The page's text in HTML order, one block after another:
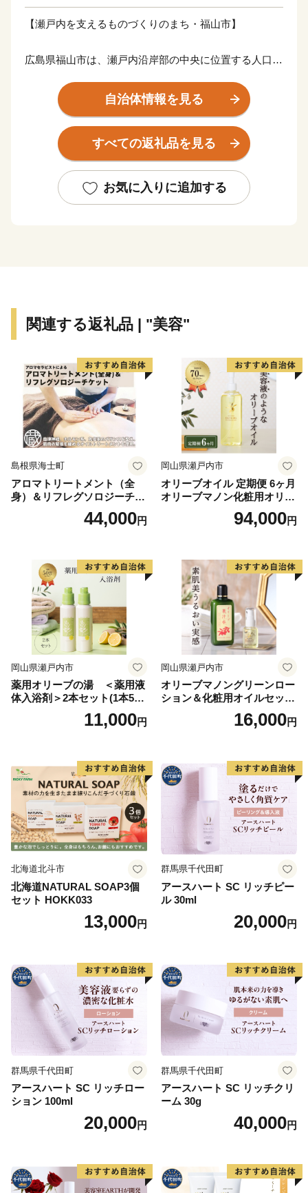
【瀬戸内を支えるものづくりのまち・福山市】
広島県福山市は、瀬戸内沿岸部の中央に位置する人口約
に育まれ、海山の幸に恵まれたまちですが、世界規模で
取引を行う鉄鋼・造船などの工業都市としての側面も持
っています。
ろが多い都市です。
古くから潮待ちの港として栄えた「鞆の浦（とものう
育んでいます。
の建物として国内最古、五重塔は全国の国宝塔のうち5
番目に古いものです。
そして「デニム」。福山市は日本屈指のデニム生地の産
地であり、その生産量は全国シェア8割を占めるほど。
G7広島サミットでは、来訪したG7各国代表団及びプレ
ス関係者の記念品として、福山のデニムを使ったサミッ
トバッグが採用されました。
福山市は「世界に誇るばらのまち」をめざした活動を行
焼失。戦後の混迷を抜け出せない中、1956年、南公園
（現在のばら公園）に近隣住民の手によって、ばらの苗
1,000本が植えられました。ここから、「ばらのまち福
山」の歴史が始まりました。現在では、市民や団体、事
業者などと行政が手を取り合い、100万本のばらが咲く
まちとなっています。ばらは福山市にとって復興のシン
ボルであり、「思いやり 優しさ 助け合いの心」を育て
ていこうとするメッセージが込められています。
2025年、世界中からばらを愛する人たちが一斉に集う
「世界バラ会議福山大会」及び「Rose Expo
を国内外に発信しました。
みなさまからのご寄附は、地域活性化に資するものや公
共施設の整備、街並み保存、教育・福祉など、未来に向
けて持続的に発展するまちづくりの費用として、有効に
活用させていただきます。
「ばらのまち福山」へのご支援を心よりお待ちしていま
す。
自治体情報を見る
すべての返礼品を見る
お気に入りに追加する
関連する返礼品 | "美容"
島根県海士町
アロマトリートメント（全
身）＆リフレグソロジーチケ
44,000円
岡山県瀬戸内市
オリーブオイル 定期便 6ヶ月
オリーブマノン化粧用オリー
ブオイル 200ml オリーブ オ
イル 美容 スキンケア 化粧用
94,000円
岡山県瀬戸内市
薬用オリーブの湯 ＜薬用液
体入浴剤＞2本セット(1本500
11,000円
岡山県瀬戸内市
オリーブマノングリーンロー
ション＆化粧用オイルセット
美容グッズ スキンケア 化粧
16,000円
北海道北斗市
北海道NATURAL SOAP3個
セット HOKK033
13,000円
群馬県千代田町
アースハート SC リッチピー
ル 30ml
20,000円
群馬県千代田町
アースハート SC リッチロー
ション 100ml
20,000円
群馬県千代田町
アースハート SC リッチクリ
ーム 30g
40,000円